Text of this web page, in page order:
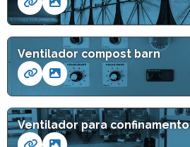
Ventilador compost barn
Ventilador para confinamento